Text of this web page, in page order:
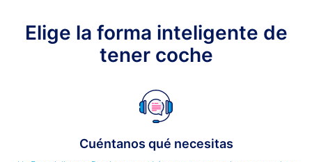
Elige la forma inteligente de
tener coche
Cuéntanos qué necesitas